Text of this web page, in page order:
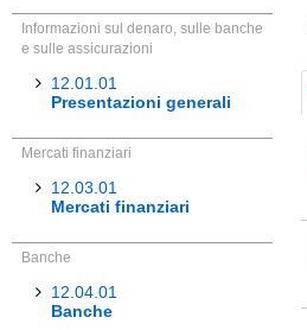
Informazioni sul denaro, sulle banche
e sulle assicurazioni
12.01.01
Presentazioni generali
Mercati finanziari
12.03.01
Mercati finanziari
Banche
12.04.01
Banche